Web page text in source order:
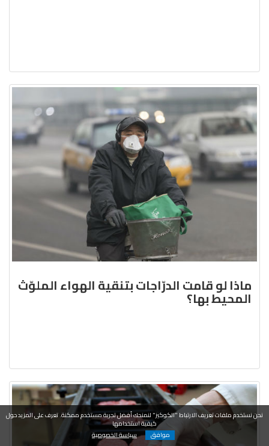
ماذا لو قامت الدرّاجات بتنقية الهواء الملوّث
المحيط بها؟
نحن نستخدم ملفات تعريف الارتباط "الكوكيز" لنمنحك أفضل تجربة مستخدم ممكنة. تعرف على المزيد حول
كيفية استخدامها
موافق
سياسة الخصوصية